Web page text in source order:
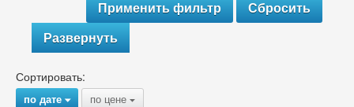
Развернуть
Сортировать:
по дате{ по цене {